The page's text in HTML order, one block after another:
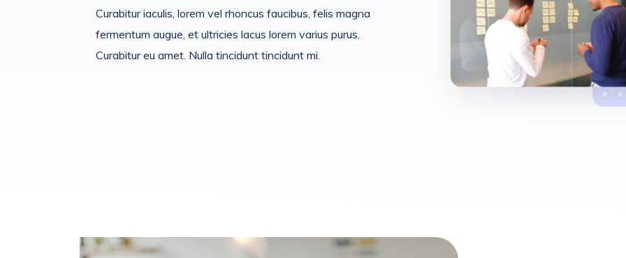
Curabitur iaculis, lorem vel rhoncus faucibus, felis magna
fermentum augue, et ultricies lacus lorem varius purus.
Curabitur eu amet. Nulla tincidunt tincidunt mi.